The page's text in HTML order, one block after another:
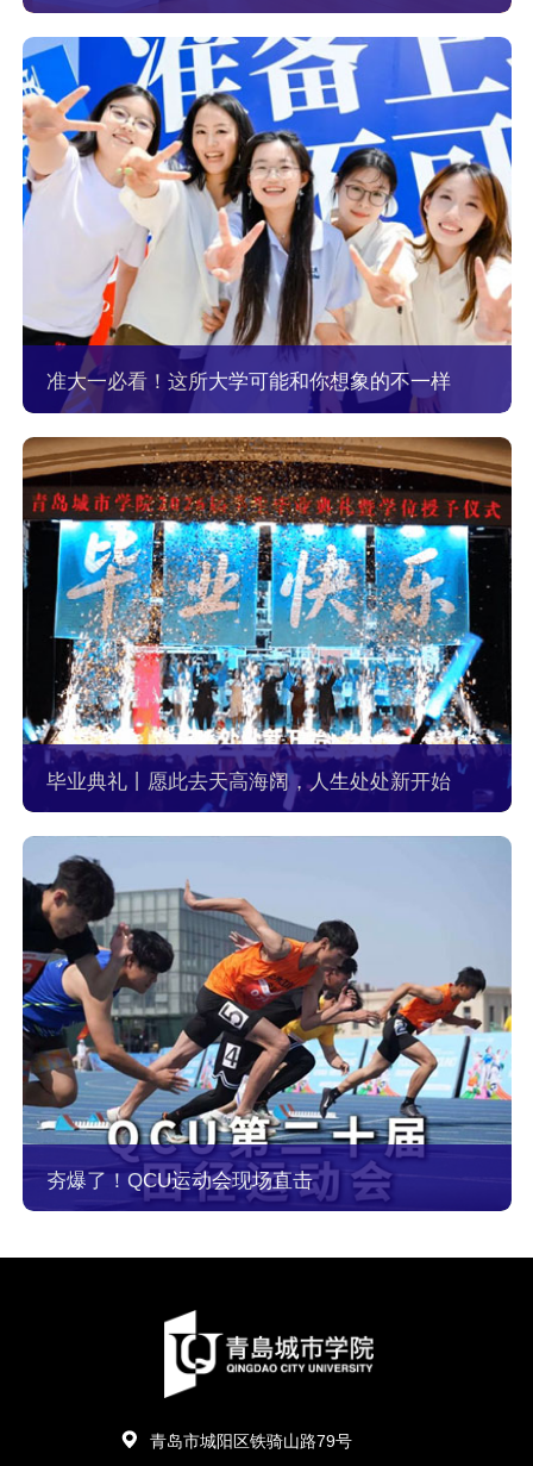
准大一必看！这所大学可能和你想象的不一样
毕业典礼丨愿此去天高海阔，人生处处新开始
夯爆了！QCU运动会现场直击
青岛市城阳区铁骑山路79号